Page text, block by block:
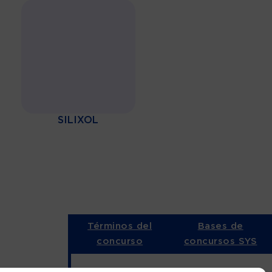
SILIXOL
Términos del
concurso
Bases de
concursos SYS